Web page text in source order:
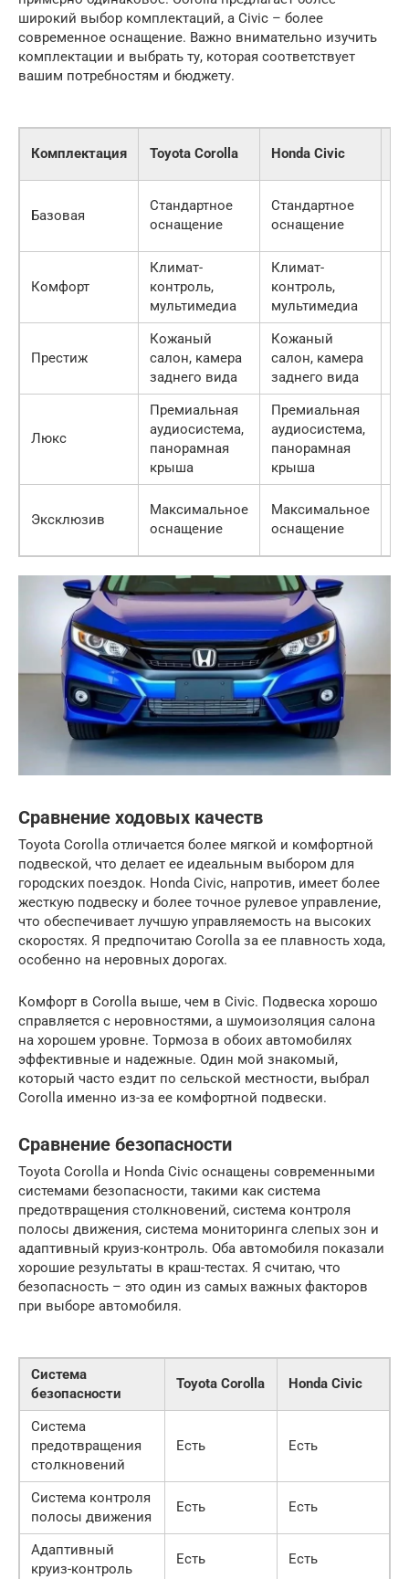
широкий выбор комплектаций, а Civic – более
современное оснащение. Важно внимательно изучить
комплектации и выбрать ту, которая соответствует
вашим потребностям и бюджету.
Комплектация Toyota Corolla Honda Civic
Базовая
Стандартное
оснащение
Стандартное
оснащение
Комфорт
Климат-
контроль,
мультимедиа
Климат-
контроль,
мультимедиа
Престиж
Кожаный
салон, камера
заднего вида
Кожаный
салон, камера
заднего вида
Люкс
Премиальная
аудиосистема,
панорамная
крыша
Премиальная
аудиосистема,
панорамная
крыша
Эксклюзив
Максимальное
оснащение
Максимальное
оснащение
Сравнение ходовых качеств
Toyota Corolla отличается более мягкой и комфортной
подвеской, что делает ее идеальным выбором для
городских поездок. Honda Civic, напротив, имеет более
жесткую подвеску и более точное рулевое управление,
что обеспечивает лучшую управляемость на высоких
скоростях. Я предпочитаю Corolla за ее плавность хода,
особенно на неровных дорогах.
Комфорт в Corolla выше, чем в Civic. Подвеска хорошо
справляется с неровностями, а шумоизоляция салона
на хорошем уровне. Тормоза в обоих автомобилях
эффективные и надежные. Один мой знакомый,
который часто ездит по сельской местности, выбрал
Corolla именно из-за ее комфортной подвески.
Сравнение безопасности
Toyota Corolla и Honda Civic оснащены современными
системами безопасности, такими как система
предотвращения столкновений, система контроля
полосы движения, система мониторинга слепых зон и
адаптивный круиз-контроль. Оба автомобиля показали
хорошие результаты в краш-тестах. Я считаю, что
безопасность – это один из самых важных факторов
при выборе автомобиля.
Система
безопасности
Toyota Corolla Honda Civic
Система
предотвращения
столкновений
Есть Есть
Система контроля
полосы движения
Есть Есть
Адаптивный
круиз-контроль
Есть Есть